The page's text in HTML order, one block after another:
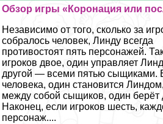
Обзор игры «Коронация или
Независимо от того, сколько за
собралось человек, Линду всегда
противостоят пять персонажей.
игроков двое, один управляет
другой — всеми пятью сыщиками.
человека, один становится
между собой сыщиков, один берёт
Наконец, если игроков шесть,
персонаж....